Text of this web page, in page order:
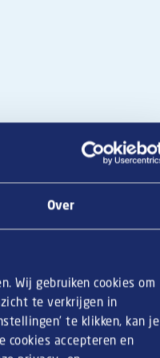
Over
Wij gebruiken cookies om
te verkrijgen in
te klikken, kan je
cookies accepteren en